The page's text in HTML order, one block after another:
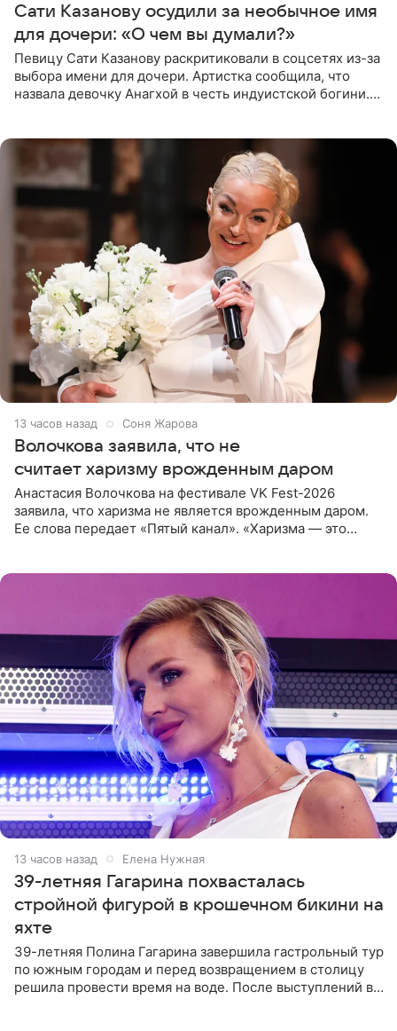
Сати Казанову осудили за необычное имя
для дочери: «О чем вы думали?»
Певицу Сати Казанову раскритиковали в соцсетях из-за
выбора имени для дочери. Артистка сообщила, что
назвала девочку Анагхой в честь индуистской богини.
13 часов назад Соня Жарова
Волочкова заявила, что не
считает харизму врожденным даром
Анастасия Волочкова на фестивале VK Fest-2026
заявила, что харизма не является врожденным даром.
Ее слова передает «Пятый канал». «Харизма — это
13 часов назад Елена Нужная
39-летняя Гагарина похвасталась
стройной фигурой в крошечном бикини на
яхте
39-летняя Полина Гагарина завершила гастрольный тур
по южным городам и перед возвращением в столицу
решила провести время на воде. После выступлений в